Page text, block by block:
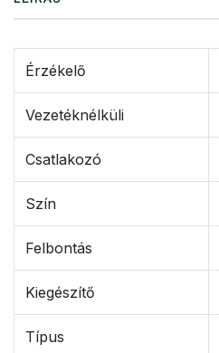
Érzékelő
Vezetéknélküli
Csatlakozó
Szín
Felbontás
Kiegészítő
Típus